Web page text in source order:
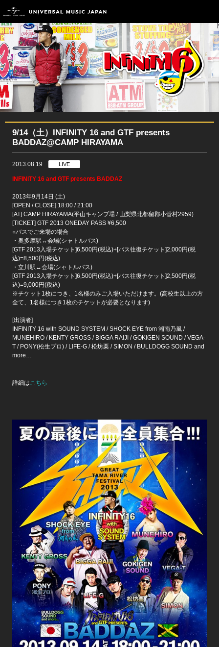
9/14（土）INFINITY 16 and GTF presents
BADDAZ@CAMP HIRAYAMA
2013.08.19 LIVE
INFINITY 16 and GTF presents BADDAZ
2013年9月14日 (土)
[OPEN / CLOSE] 18:00 / 21:00
[AT] CAMP HIRAYAMA(平山キャンプ場 / 山梨県北都留郡小菅村2959)
[TICKET] GTF 2013 ONEDAY PASS ¥6,500
○バスでご来場の場合
・奥多摩駅↔会場(シャトルバス)
[GTF 2013入場チケット]6,500円(税込)+[バス往復チケット]2,000円(税
込)=8,500円(税込)
・立川駅↔会場(シャトルバス)
[GTF 2013入場チケット]6,500円(税込)+[バス往復チケット]2,500円(税
込)=9,000円(税込)
※チケット1枚につき、1名様のみご入場いただけます。(高校生以上の方
全て、1名様につき1枚のチケットが必要となります)
[出演者]
INFINITY 16 with SOUND SYSTEM / SHOCK EYE from 湘南乃風 /
MUNEHIRO / KENTY GROSS / BIGGA RAIJI / GOKIGEN SOUND / VEGA-
T / PONY(松生プロ) / LIFE-G / 松坊栗 / SIMON / BULLDOGG SOUND and
more…
詳細はこちら